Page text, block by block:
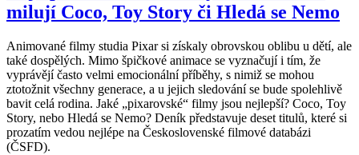
milují Coco, Toy Story či Hledá se Nemo
Animované filmy studia Pixar si získaly obrovskou oblibu u dětí, ale
také dospělých. Mimo špičkové animace se vyznačují i tím, že
vyprávějí často velmi emocionální příběhy, s nimiž se mohou
ztotožnit všechny generace, a u jejich sledování se bude spolehlivě
bavit celá rodina. Jaké „pixarovské“ filmy jsou nejlepší? Coco, Toy
Story, nebo Hledá se Nemo? Deník představuje deset titulů, které si
prozatím vedou nejlépe na Československé filmové databázi
(ČSFD).